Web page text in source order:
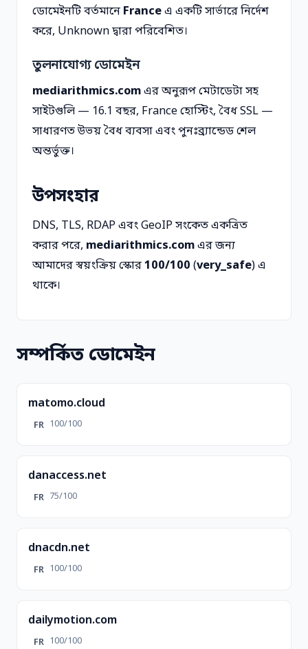
ডোমেইনটি বর্তমানে Franceএ একটি সার্ভারে নির্দেশ
করে, Unknown দ্বারা পরিবেশিত।
তুলনাযোগ্য ডোমেইন
mediarithmics.comএর অনুরূপ মেটাডেটা সহ
সাইটগুলি — 16.1 বছর, France হোস্টিং, বৈধ SSL —
সাধারণত উভয় বৈধ ব্যবসা এবং পুনঃব্র্যান্ডেড শেল
অন্তর্ভুক্ত।
উপসংহার
DNS, TLS, RDAP এবং GeoIP সংকেত একত্রিত
করার পরে, mediarithmics.comএর জন্য
আমাদের স্বয়ংক্রিয় স্কোর100/100 (very_safe) এ
থাকে।
সম্পর্কিত ডোমেইন
matomo.cloud
FR 100/100
danaccess.net
FR 75/100
dnacdn.net
FR 100/100
dailymotion.com
FR 100/100